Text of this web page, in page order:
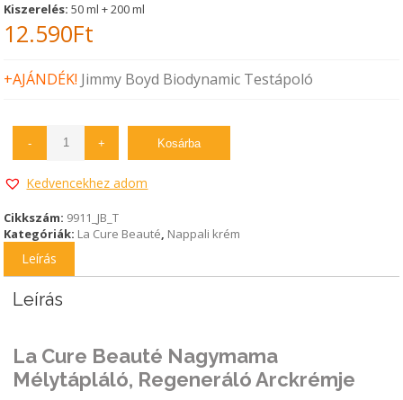
Kiszerelés: 50 ml + 200 ml
12.590Ft
+AJÁNDÉK! Jimmy Boyd Biodynamic Testápoló
- + Kosárba
Kedvencekhez adom
Cikkszám: 9911_JB_T
Kategóriák: La Cure Beauté, Nappali krém
Leírás
Leírás
La Cure Beauté Nagymama
Mélytápláló, Regeneráló Arckrémje